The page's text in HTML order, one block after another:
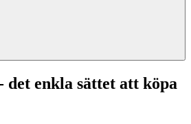
det enkla sättet att köpa